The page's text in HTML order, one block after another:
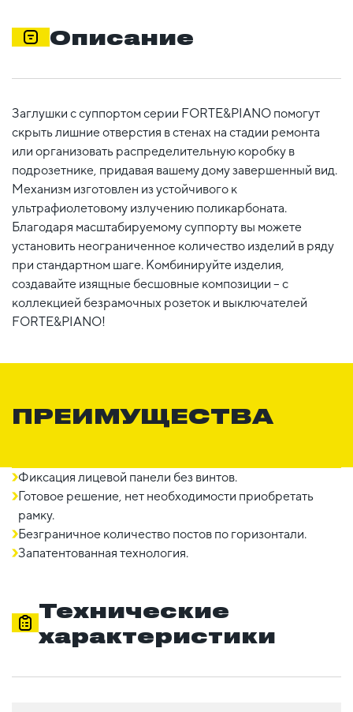
Описание
Заглушки с суппортом серии FORTE&PIANO помогут
скрыть лишние отверстия в стенах на стадии ремонта
или организовать распределительную коробку в
подрозетнике, придавая вашему дому завершенный вид.
Механизм изготовлен из устойчивого к
ультрафиолетовому излучению поликарбоната.
Благодаря масштабируемому суппорту вы можете
установить неограниченное количество изделий в ряду
при стандартном шаге. Комбинируйте изделия,
создавайте изящные бесшовные композиции – с
коллекцией безрамочных розеток и выключателей
FORTE&PIANO!
ПРЕИМУЩЕСТВА
Фиксация лицевой панели без винтов.
Готовое решение, нет необходимости приобретать
рамку.
Безграничное количество постов по горизонтали.
Запатентованная технология.
Технические
характеристики